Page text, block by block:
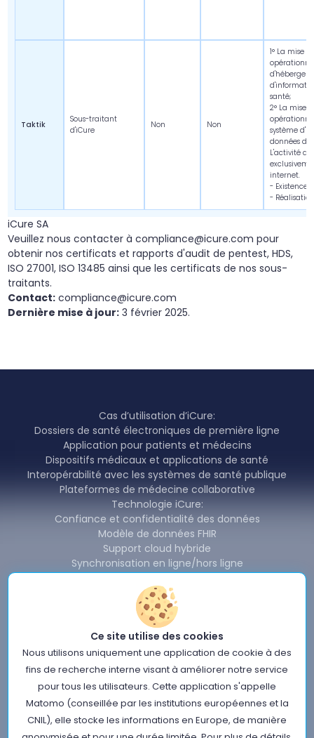
Taktik
Sous-traitant
d'iCure
Non Non
1° La mise
d'héberger
santé;
2° La mise
système
données de
L'activité
internet.
- Existence
-
iCure SA
Veuillez nous contacter à compliance@icure.com pour
obtenir nos certificats et rapports d'audit de pentest, HDS,
ISO 27001, ISO 13485 ainsi que les certificats de nos sous-
traitants.
Contact: compliance@icure.com
Dernière mise à jour: 3 février 2025.
Cas d’utilisation d’iCure:
Dossiers de santé électroniques de première ligne
Application pour patients et médecins
Dispositifs médicaux et applications de santé
Interopérabilité avec les systèmes de santé publique
Plateformes de médecine collaborative
Technologie iCure:
Confiance et confidentialité des données
Modèle de données FHIR
Support cloud hybride
Synchronisation en ligne/hors ligne
Partage et interopérabilité des données
Produits iCure:
Backend Cardinal & SDK
Cardinal Data Exchange Module
Cardinal Free Health Connector
Nouvelles
À propos de nous
Conditions d'utilisation du site iCure
Politique sur les Données Personnelles
Politique en matière de sécurité de l'information
Ce site utilise des cookies
Nous utilisons uniquement une application de cookie à des
fins de recherche interne visant à améliorer notre service
pour tous les utilisateurs. Cette application s'appelle
Matomo (conseillée par les institutions européennes et la
CNIL), elle stocke les informations en Europe, de manière